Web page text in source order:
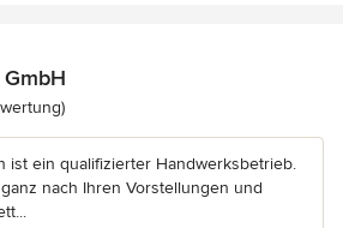
5 von 5 Sternen
ist ein qualifizierter Handwerksbetrieb.
nach Ihren Vorstellungen und